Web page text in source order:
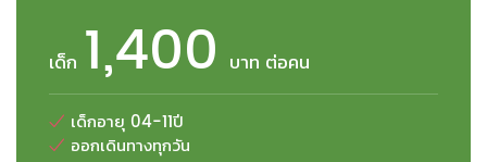
เด็ก 1,400 บาท ต่อคน
เด็กอายุ 04-11ปี
ออกเดินทางทุกวัน